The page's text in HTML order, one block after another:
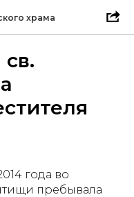
храма
года во
пребывала